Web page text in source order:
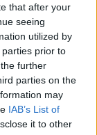
that after your
seeing
utilized by
prior to
further
parties on the
may
IAB’s List of
it to other
Spender
wenige
#ce